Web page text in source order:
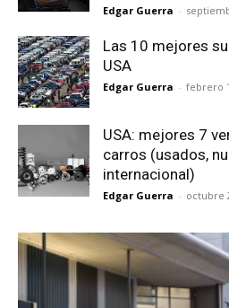
Edgar Guerra -
Las 10 mejores
USA
Edgar Guerra - febrero
USA: mejores 7
carros (usados,
internacional)
Edgar Guerra - octubre